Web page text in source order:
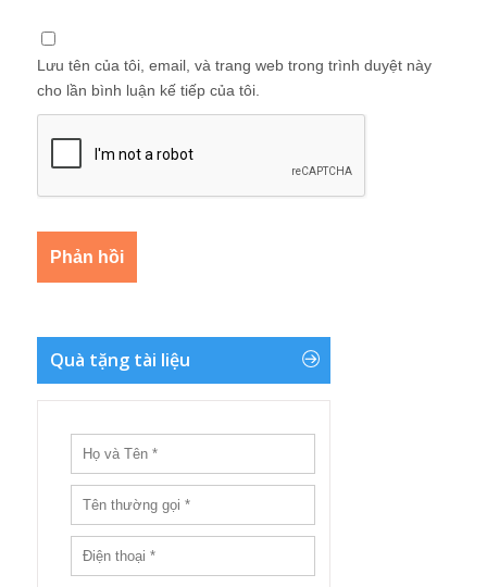
Lưu tên của tôi, email, và trang web trong trình duyệt này
cho lần bình luận kế tiếp của tôi.
Quà tặng tài liệu